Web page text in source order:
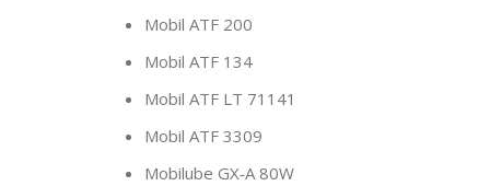
Mobil ATF 200
Mobil ATF 134
Mobil ATF LT 71141
Mobil ATF 3309
Mobilube GX‑A 80W